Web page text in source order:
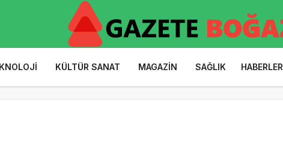
KÜLTÜR SANAT MAGAZIN SAĞLIK HABERLER